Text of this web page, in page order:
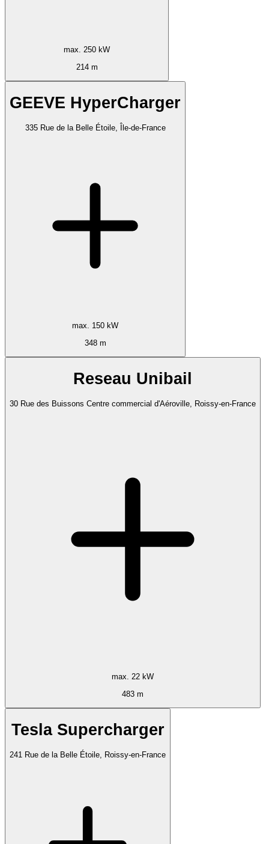
max. 250 kW
214 m
GEEVE HyperCharger
335 Rue de la Belle Étoile, Île-de-France
max. 150 kW
348 m
Reseau Unibail
30 Rue des Buissons Centre commercial d'Aéroville, Roissy-en-France
max. 22 kW
483 m
Tesla Supercharger
241 Rue de la Belle Étoile, Roissy-en-France